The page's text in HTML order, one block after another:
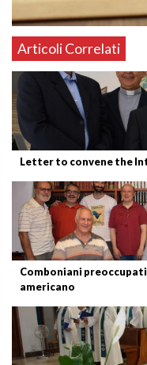
Articoli Correlati
Letter to convene the
Comboniani
americano